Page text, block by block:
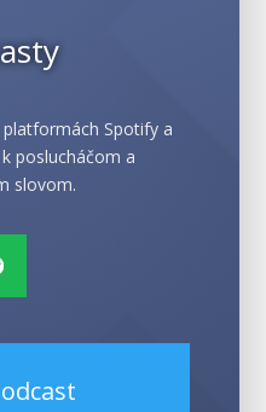
Spotify a
poslucháčom a
slovom.